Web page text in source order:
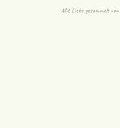
Mit Liebe gesammelt von